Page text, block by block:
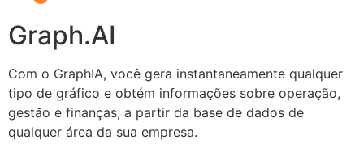
Graph.AI
Com o GraphIA, você gera instantaneamente qualquer
tipo de gráfico e obtém informações sobre operação,
gestão e finanças, a partir da base de dados de
qualquer área da sua empresa.